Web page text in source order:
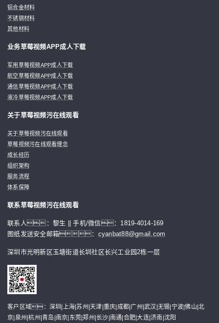
铝合金材料
不锈钢材料
其他材料
业务草莓视频APP成人下载
军用草莓视频APP成人下载
航空草莓视频APP成人下载
通信草莓视频APP成人下载
液冷草莓视频APP成人下载
关于草莓视频污在线观看
关于草莓视频污在线观看
草莓视频污在线观看理念
成长经历
组织架构
服务流程
体系保障
联系草莓视频污在线观看
联系人：黎生 || 手机/微信：1819-4014-169
图纸发送安全邮箱： cyanbat88@gmail.com
深圳市光明新区玉塘街道长圳社区长兴工业园2栋一层
客户区域：深圳|上海|苏州|天津|重庆|成都|广州|武汉|无锡|宁波|佛山|北
京|泉州|杭州|青岛|南京|东莞|郑州|长沙|南通|合肥|大连|济南|沈阳